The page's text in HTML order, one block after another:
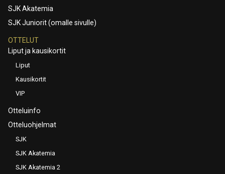
SJK Akatemia
SJK Juniorit (omalle sivulle)
OTTELUT
Liput ja kausikortit
Liput
Kausikortit
VIP
Otteluinfo
Otteluohjelmat
SJK
SJK Akatemia
SJK Akatemia 2